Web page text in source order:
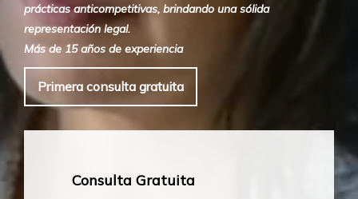
prácticas anticompetitivas, brindando una sólida
representación legal.
Más de 15 años de experiencia
Primera consulta gratuita
Consulta Gratuita